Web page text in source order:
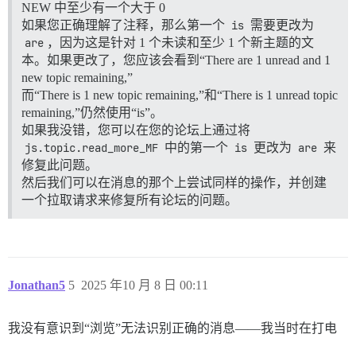
NEW 中至少有一个大于 0
如果您正确理解了注释，那么第一个 is 需要更改为
are ，因为这是针对 1 个未读和至少 1 个新主题的文
本。如果更改了，您应该会看到“There are 1 unread and 1
new topic remaining,”
而“There is 1 new topic remaining,”和“There is 1 unread topic
remaining,”仍然使用“is”。
如果我没错，您可以在您的论坛上通过将
js.topic.read_more_MF 中的第一个 is 更改为 are 来
修复此问题。
然后我们可以在消息的那个上尝试同样的操作，并创建
一个拉取请求来修复所有论坛的问题。
Jonathan5 2025 年10 月 8 日 00:11
5
我没有意识到“浏览”无法识别正确的消息——我当时在打电